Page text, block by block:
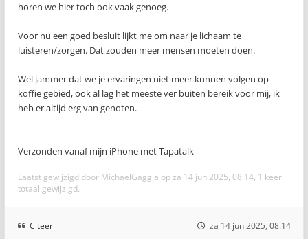
horen we hier toch ook vaak genoeg.
Voor nu een goed besluit lijkt me om naar je lichaam te
luisteren/zorgen. Dat zouden meer mensen moeten doen.
Wel jammer dat we je ervaringen niet meer kunnen volgen op
koffie gebied, ook al lag het meeste ver buiten bereik voor mij, ik
heb er altijd erg van genoten.
Verzonden vanaf mijn iPhone met Tapatalk
Laatst gewijzigd door MichaelGaggia op za 14 jun 2025, 08:14, 1 keer
totaal gewijzigd.
Citeer za 14 jun 2025, 08:14